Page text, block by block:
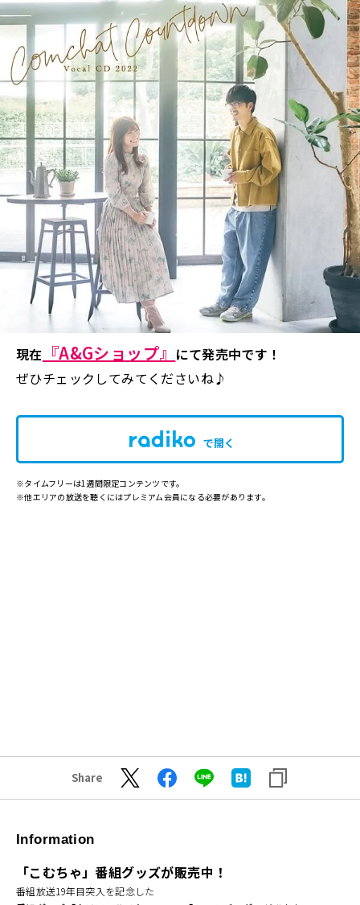
現在 『A&Gショップ』 にて発売中です！
ぜひチェックしてみてくださいね♪
で開く
※タイムフリーは1週間限定コンテンツです。
※他エリアの放送を聴くにはプレミアム会員になる必要があります。
Share
Information
「こむちゃ」番組グッズが販売中！
番組放送19年目突入を記念した